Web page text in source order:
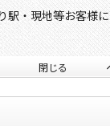
駅・現地等お客様
閉じる